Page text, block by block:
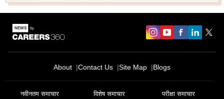
About Contact Us Site Map Blogs
नवीनतम समाचार विशेष समाचार परीक्षा समाचार
Sign In/Sign Up
Exams, Study